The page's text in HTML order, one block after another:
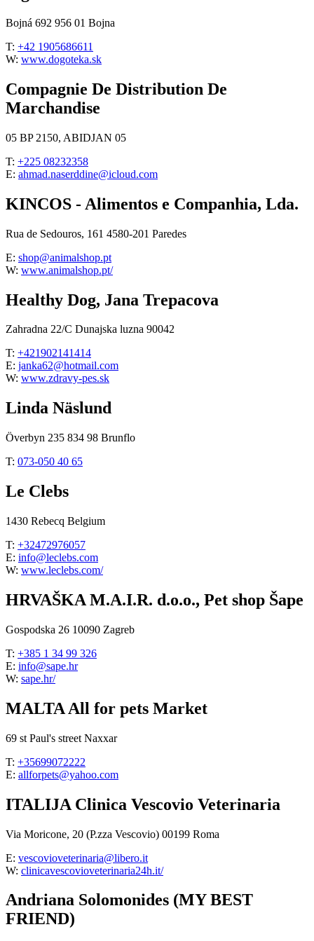
Bojná 692 956 01 Bojna
T: +42 1905686611
W: www.dogoteka.sk
Compagnie De Distribution De
Marchandise
05 BP 2150, ABIDJAN 05
T: +225 08232358
E: ahmad.naserddine@icloud.com
KINCOS - Alimentos e Companhia, Lda.
Rua de Sedouros, 161 4580-201 Paredes
E: shop@animalshop.pt
W: www.animalshop.pt/
Healthy Dog, Jana Trepacova
Zahradna 22/C Dunajska luzna 90042
T: +421902141414
E: janka62@hotmail.com
W: www.zdravy-pes.sk
Linda Näslund
Överbyn 235 834 98 Brunflo
T: 073-050 40 65
Le Clebs
1430 Rebecq Belgium
T: +32472976057
E: info@leclebs.com
W: www.leclebs.com/
HRVAŠKA M.A.I.R. d.o.o., Pet shop Šape
Gospodska 26 10090 Zagreb
T: +385 1 34 99 326
E: info@sape.hr
W: sape.hr/
MALTA All for pets Market
69 st Paul's street Naxxar
T: +35699072222
E: allforpets@yahoo.com
ITALIJA Clinica Vescovio Veterinaria
Via Moricone, 20 (P.zza Vescovio) 00199 Roma
E: vescovioveterinaria@libero.it
W: clinicavescovioveterinaria24h.it/
Andriana Solomonides (MY BEST
FRIEND)